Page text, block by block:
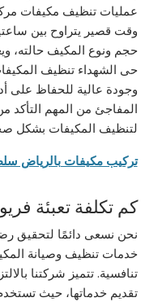
عمليات تنظيف مكيفات
وقت قصير يتراوح بين
حجم ونوع المكيف حالته،
حى الشهداء تنظيف
وجودة عالية للحفاظ على
المفاجئ من المهم التأكد
لتنظيف المكيفات بشكل
تركيب مكيفات بالرياض
كم تكلفة تعبئة
نحن نسعى دائمًا لتحقيق
خدمات تنظيف وصيانة
تنافسية. تتميز شركتنا
تقديم خدماتها، حيث